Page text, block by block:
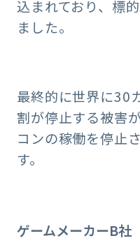
込まれており、標
ました。
最終的に世界に30
割が停止する被害
コンの稼働を停止
す。
ゲームメーカーB社